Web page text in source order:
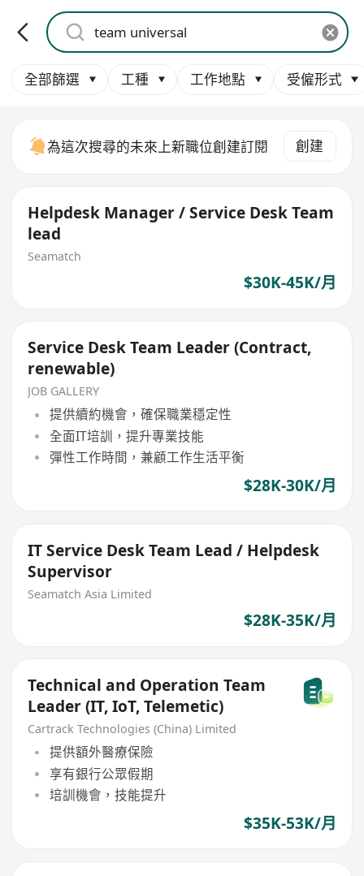
全部篩選 工種 工作地點 受僱形式
為這次搜尋的未來上新職位創建訂閱 創建
Helpdesk Manager / Service Desk Team
lead
Seamatch
$30K-45K/月
Service Desk Team Leader (Contract,
renewable)
JOB GALLERY
提供續約機會，確保職業穩定性
全面IT培訓，提升專業技能
彈性工作時間，兼顧工作生活平衡
$28K-30K/月
IT Service Desk Team Lead / Helpdesk
Supervisor
Seamatch Asia Limited
$28K-35K/月
Technical and Operation Team
Leader (IT, IoT, Telemetic)
Cartrack Technologies (China) Limited
提供額外醫療保險
享有銀行公眾假期
培訓機會，技能提升
$35K-53K/月